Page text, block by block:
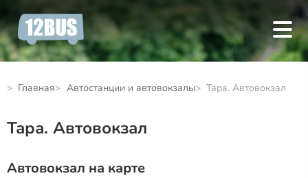
Главная Автостанции и автовокзалы Тара. Автовокзал
Тара. Автовокзал
Автовокзал на карте